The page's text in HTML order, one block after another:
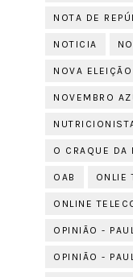
NOTA DE
NOTICIA
NOVA ELEIÇÃO
NOVEMBRO
O CRAQUE DA
OAB ONLIE
ONLINE
OPINIÃO -
OPINIÃO -